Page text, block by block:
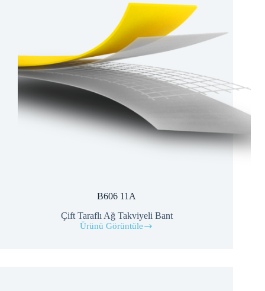
B606 11A
Çift Taraflı Ağ Takviyeli Bant
Ürünü Görüntüle
B606